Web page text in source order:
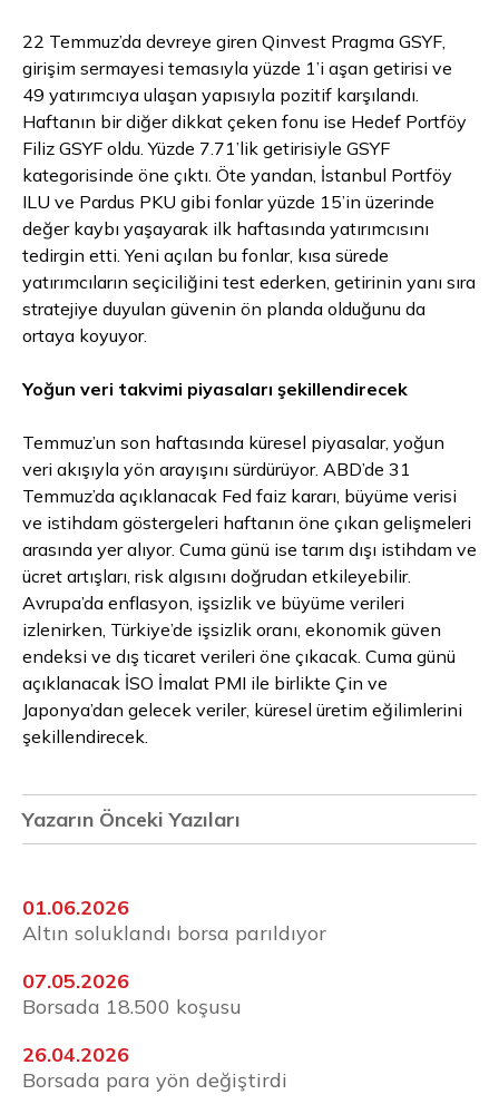
22 Temmuz’da devreye giren Qinvest Pragma GSYF,
girişim sermayesi temasıyla yüzde 1’i aşan getirisi ve
49 yatırımcıya ulaşan yapısıyla pozitif karşılandı.
Haftanın bir diğer dikkat çeken fonu ise Hedef Portföy
Filiz GSYF oldu. Yüzde 7.71’lik getirisiyle GSYF
kategorisinde öne çıktı. Öte yandan, İstanbul Portföy
ILU ve Pardus PKU gibi fonlar yüzde 15’in üzerinde
değer kaybı yaşayarak ilk haftasında yatırımcısını
tedirgin etti. Yeni açılan bu fonlar, kısa sürede
yatırımcıların seçiciliğini test ederken, getirinin yanı sıra
stratejiye duyulan güvenin ön planda olduğunu da
ortaya koyuyor.
Yoğun veri takvimi piyasaları şekillendirecek
Temmuz’un son haftasında küresel piyasalar, yoğun
veri akışıyla yön arayışını sürdürüyor. ABD’de 31
Temmuz’da açıklanacak Fed faiz kararı, büyüme verisi
ve istihdam göstergeleri haftanın öne çıkan gelişmeleri
arasında yer alıyor. Cuma günü ise tarım dışı istihdam ve
ücret artışları, risk algısını doğrudan etkileyebilir.
Avrupa’da enflasyon, işsizlik ve büyüme verileri
izlenirken, Türkiye’de işsizlik oranı, ekonomik güven
endeksi ve dış ticaret verileri öne çıkacak. Cuma günü
açıklanacak İSO İmalat PMI ile birlikte Çin ve
Japonya’dan gelecek veriler, küresel üretim eğilimlerini
şekillendirecek.
Yazarın Önceki Yazıları
01.06.2026
Altın soluklandı borsa parıldıyor
07.05.2026
Borsada 18.500 koşusu
26.04.2026
Borsada para yön değiştirdi